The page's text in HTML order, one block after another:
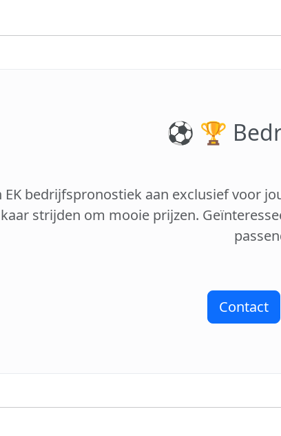
⚽️ 🏆
EK bedrijfspronostiek aan exclusief voor
strijden om mooie prijzen.
Contact